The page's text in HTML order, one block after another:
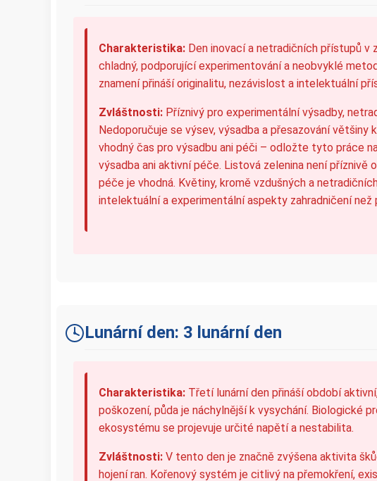
Charakteristika: Den inovací a netradičních přístupů v
chladný, podporující experimentování a neobvyklé
znamení přináší originalitu, nezávislost a intelektuální
Zvláštnosti: Příznivý pro experimentální výsadby,
Nedoporučuje se výsev, výsadba a přesazování většiny
vhodný čas pro výsadbu ani péči – odložte tyto práce
výsadba ani aktivní péče. Listová zelenina není příznivě
péče je vhodná. Květiny, kromě vzdušných a
intelektuální a experimentální aspekty zahradničení
Lunární den: 3 lunární den
Charakteristika: Třetí lunární den přináší období
poškození, půda je náchylnější k vysychání. Biologické
ekosystému se projevuje určité napětí a nestabilita.
Zvláštnosti: V tento den je značně zvýšena aktivita
hojení ran. Kořenový systém je citlivý na přemokření,